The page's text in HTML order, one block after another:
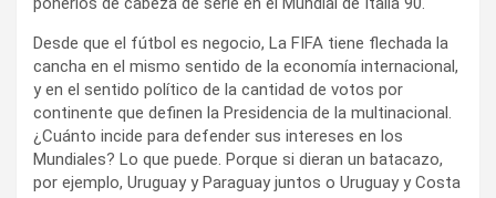
Desde que el fútbol es negocio, La FIFA tiene flechada la
cancha en el mismo sentido de la economía internacional,
y en el sentido político de la cantidad de votos por
continente que definen la Presidencia de la multinacional.
¿Cuánto incide para defender sus intereses en los
Mundiales? Lo que puede. Porque si dieran un batacazo,
por ejemplo, Uruguay y Paraguay juntos o Uruguay y Costa